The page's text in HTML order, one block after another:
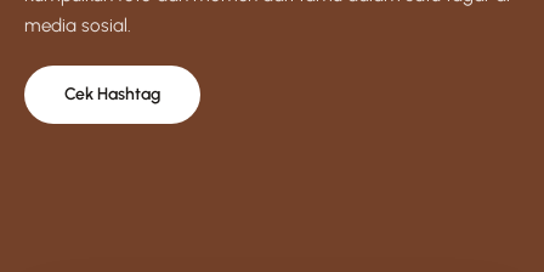
media sosial.
Cek Hashtag